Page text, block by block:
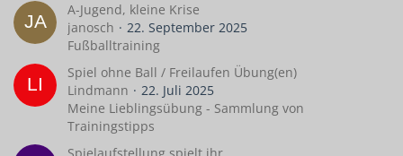
A-Jugend, kleine Krise
janosch
22. September 2025
Fußballtraining
Spiel ohne Ball / Freilaufen Übung(en)
Lindmann
22. Juli 2025
Meine Lieblingsübung - Sammlung von
Trainingstipps